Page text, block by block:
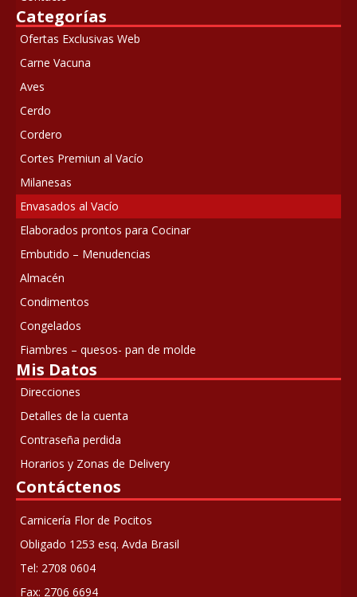
Categorías
Ofertas Exclusivas Web
Carne Vacuna
Aves
Cerdo
Cordero
Cortes Premiun al Vacío
Milanesas
Envasados al Vacío
Elaborados prontos para Cocinar
Embutido – Menudencias
Almacén
Condimentos
Congelados
Fiambres – quesos- pan de molde
Mis Datos
Direcciones
Detalles de la cuenta
Contraseña perdida
Horarios y Zonas de Delivery
Contáctenos
Carnicería Flor de Pocitos
Obligado 1253 esq. Avda Brasil
Tel: 2708 0604
Fax: 2706 6694